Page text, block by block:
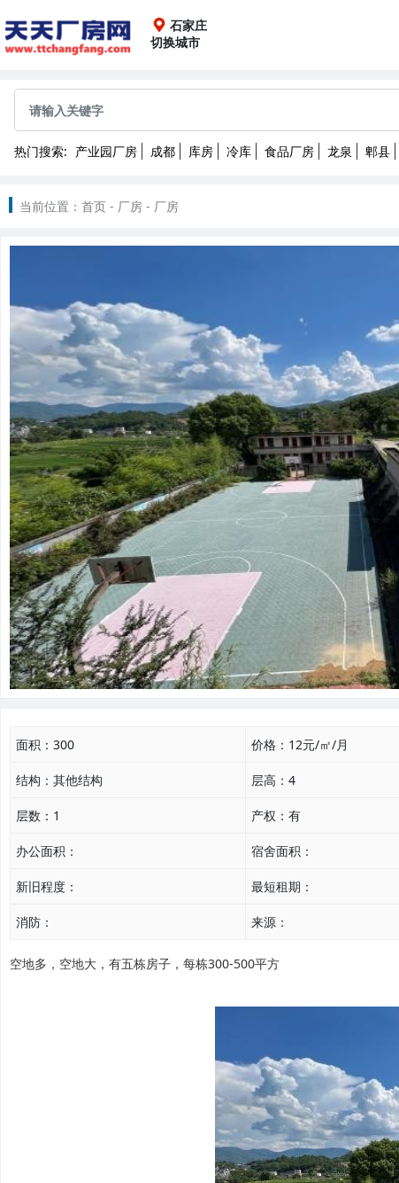
石家庄
切换城市
全国
成都 重庆 上海 广州
南昌
北京
天津 石家庄
热门搜索: 产业园厂房 成都 库房 冷库 食品厂房 龙泉 郫县
当前位置： 首页 - 厂房 - 厂房
面积： 300 价格： 12元/㎡/月
结构： 其他结构 层高： 4
层数： 1 产权： 有
办公面积： 宿舍面积：
新旧程度： 最短租期：
消防： 来源：
空地多，空地大，有五栋房子，每栋300-500平方